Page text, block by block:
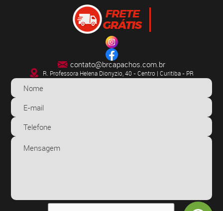
contato@brcapachos.com.br
R. Professora Helena Dionyzio, 40 - Centro | Curitiba - PR